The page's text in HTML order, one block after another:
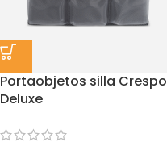
Portaobjetos silla Crespo
Deluxe